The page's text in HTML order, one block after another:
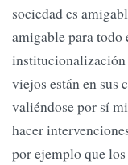
sociedad es
amigable para todo
institucionalización
viejos están en sus
valiéndose por sí
hacer
por ejemplo que